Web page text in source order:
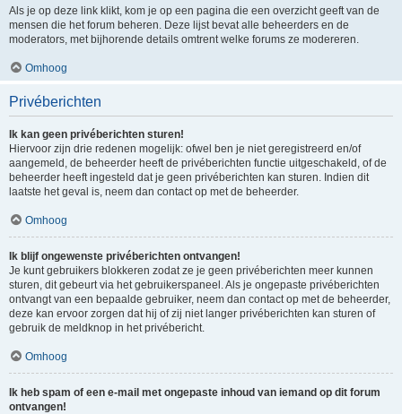
Als je op deze link klikt, kom je op een pagina die een overzicht geeft van de
mensen die het forum beheren. Deze lijst bevat alle beheerders en de
moderators, met bijhorende details omtrent welke forums ze modereren.
Omhoog
Privéberichten
Ik kan geen privéberichten sturen!
Hiervoor zijn drie redenen mogelijk: ofwel ben je niet geregistreerd en/of
aangemeld, de beheerder heeft de privéberichten functie uitgeschakeld, of de
beheerder heeft ingesteld dat je geen privéberichten kan sturen. Indien dit
laatste het geval is, neem dan contact op met de beheerder.
Omhoog
Ik blijf ongewenste privéberichten ontvangen!
Je kunt gebruikers blokkeren zodat ze je geen privéberichten meer kunnen
sturen, dit gebeurt via het gebruikerspaneel. Als je ongepaste privéberichten
ontvangt van een bepaalde gebruiker, neem dan contact op met de beheerder,
deze kan ervoor zorgen dat hij of zij niet langer privéberichten kan sturen of
gebruik de meldknop in het privébericht.
Omhoog
Ik heb spam of een e-mail met ongepaste inhoud van iemand op dit forum
ontvangen!